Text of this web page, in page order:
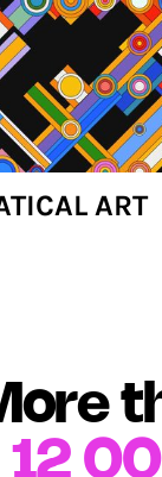
ART
12